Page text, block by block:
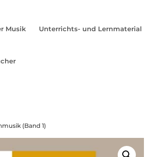
Musik Unterrichts- und Lernmaterial
(Band 1)